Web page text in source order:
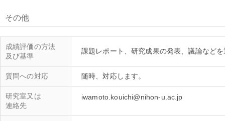
その他
成績評価の方法
及び基準
質問への対応
研究室又は
連絡先
iwamoto.kouichi@nihon-u.ac.jp